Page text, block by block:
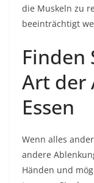
die Muskeln zu
beeinträchtigt
Finden
Art der
Essen
Wenn alles
andere
Händen und